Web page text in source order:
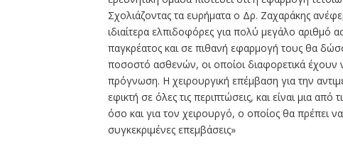
Σχολιάζοντας τα ευρήματα ο Δρ. Ζαχαράκης
ιδιαίτερα ελπιδοφόρες για πολύ μεγάλο αριθμό
παγκρέατος και σε πιθανή εφαρμογή τους θα
ποσοστό ασθενών, οι οποίοι διαφορετικά έχουν
πρόγνωση. Η χειρουργική επέμβαση για την
εφικτή σε όλες τις περιπτώσεις, και είναι μια
όσο και για τον χειρουργό, ο οποίος θα πρέπει να
συγκεκριμένες επεμβάσεις»